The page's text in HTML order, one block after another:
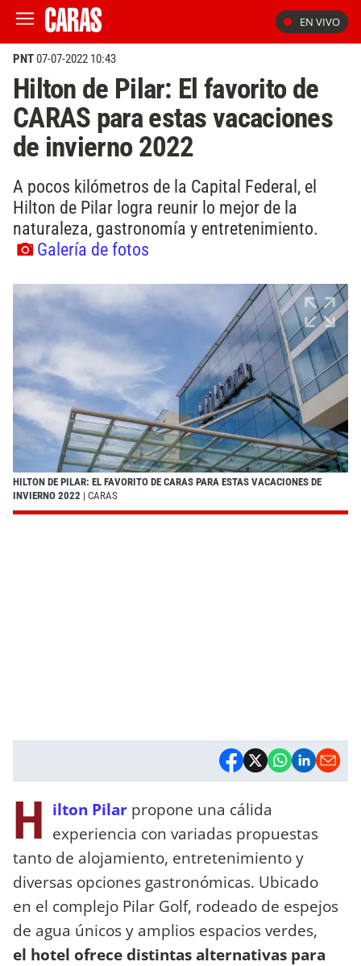
EN VIVO
PNT07-07-2022 10:43
Hilton de Pilar: El favorito de
CARAS para estas vacaciones
de invierno 2022
A pocos kilómetros de la Capital Federal, el
Hilton de Pilar logra reunir lo mejor de la
naturaleza, gastronomía y entretenimiento.
Galería de fotos
HILTON DE PILAR: EL FAVORITO DE CARAS PARA ESTAS VACACIONES DE
INVIERNO 2022 | CARAS
H ilton Pilar propone una cálida
experiencia con variadas propuestas
tanto de alojamiento, entretenimiento y
diversas opciones gastronómicas. Ubicado
en el complejo Pilar Golf, rodeado de espejos
de agua únicos y amplios espacios verdes,
el hotel ofrece distintas alternativas para